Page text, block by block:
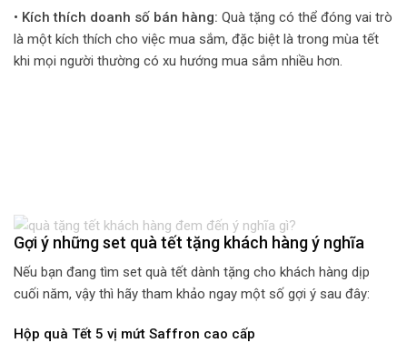
• Kích thích doanh số bán hàng: Quà tặng có thể đóng vai trò
là một kích thích cho việc mua sắm, đặc biệt là trong mùa tết
khi mọi người thường có xu hướng mua sắm nhiều hơn.
Gợi ý những set quà tết tặng khách hàng ý nghĩa
Nếu bạn đang tìm set quà tết dành tặng cho khách hàng dịp
cuối năm, vậy thì hãy tham khảo ngay một số gợi ý sau đây:
Hộp quà Tết 5 vị mứt Saffron cao cấp